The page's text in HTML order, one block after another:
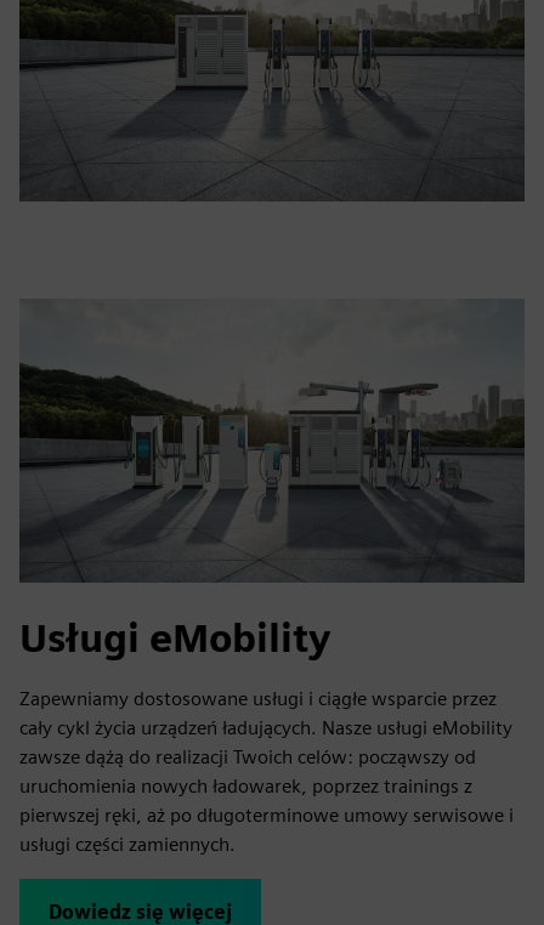
Usługi eMobility
Zapewniamy dostosowane usługi i ciągłe wsparcie przez
cały cykl życia urządzeń ładujących. Nasze usługi eMobility
zawsze dążą do realizacji Twoich celów: począwszy od
uruchomienia nowych ładowarek, poprzez trainings z
pierwszej ręki, aż po długoterminowe umowy serwisowe i
usługi części zamiennych.
Dowiedz się więcej